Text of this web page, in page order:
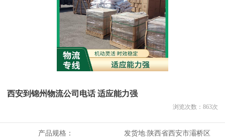
西安到锦州物流公司电话 适应能力强
浏览次数： 863次
产品规格： 发货地:陕西省西安市灞桥区